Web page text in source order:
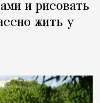
и рисовать
жить у